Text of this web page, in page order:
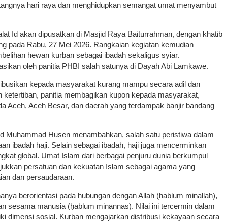
hari raya dan menghidupkan semangat umat menyambut
Id akan dipusatkan di Masjid Raya Baiturrahman, dengan khatib
pada Rabu, 27 Mei 2026. Rangkaian kegiatan kemudian
hewan kurban sebagai ibadah sekaligus syiar.
oleh panitia PHBI salah satunya di Dayah Abi Lamkawe.
kepada masyarakat kurang mampu secara adil dan
panitia membagikan kupon kepada masyarakat,
Aceh, Aceh Besar, dan daerah yang terdampak banjir bandang
Muhammad Husen menambahkan, salah satu peristiwa dalam
ibadah haji. Selain sebagai ibadah, haji juga mencerminkan
global. Umat Islam dari berbagai penjuru dunia berkumpul
persatuan dan kekuatan Islam sebagai agama yang
dan persaudaraan.
berorientasi pada hubungan dengan Allah (ḥablum minallah),
sesama manusia (ḥablum minannās). Nilai ini tercermin dalam
dimensi sosial. Kurban mengajarkan distribusi kekayaan secara